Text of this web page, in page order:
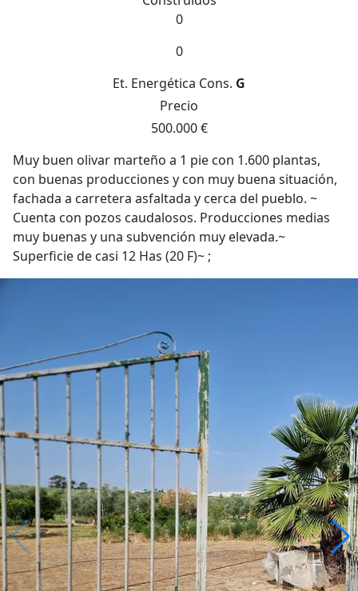
0
0
Et. Energética Cons. G
Precio
500.000 €
Muy buen olivar marteño a 1 pie con 1.600 plantas,
con buenas producciones y con muy buena situación,
fachada a carretera asfaltada y cerca del pueblo. ~
Cuenta con pozos caudalosos. Producciones medias
muy buenas y una subvención muy elevada.~
Superficie de casi 12 Has (20 F)~ ;